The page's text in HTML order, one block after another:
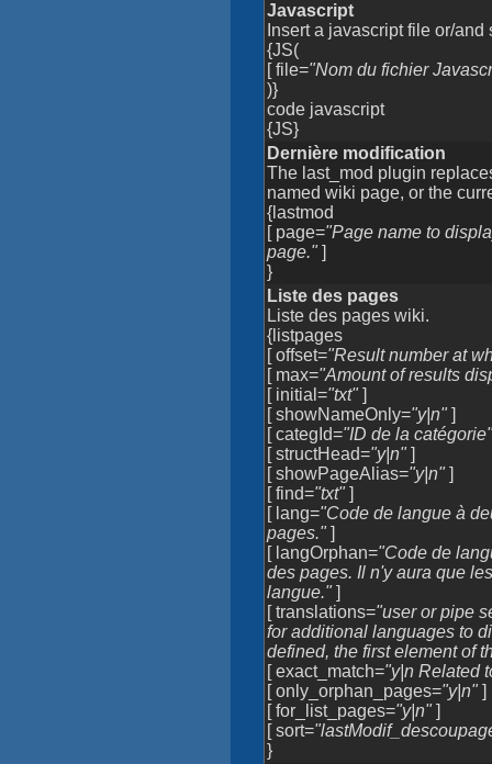
Javascript
Insert a javascript file or/
{JS(
[ file="Nom du fichier
)}
code javascript
{JS}
Dernière modification
The last_mod plugin
named wiki page, or the
{lastmod
[ page="Page name to
page."]
}
Liste des pages
Liste des pages wiki.
{listpages
[ offset="Result number at
[ max="Amount of results
[ initial="txt"]
[ showNameOnly="y|n"]
[ categId="ID de la
[ structHead="y|n"]
[ showPageAlias="y|n"]
[ find="txt"]
[ lang="Code de langue à
pages."]
[ langOrphan="Code de
des pages. Il n'y aura que
langue."]
[ translations="user or pipe
for additional languages to
defined, the first element of
[ exact_match="y|n Related
[ only_orphan_pages="y|n"]
[ for_list_pages="y|n"]
[ sort=
}